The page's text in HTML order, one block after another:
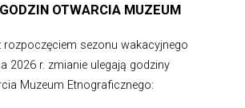
OTWARCIA MUZEUM
rozpoczęciem sezonu wakacyjnego
2026 r. zmianie ulegają godziny
Muzeum Etnograficznego: